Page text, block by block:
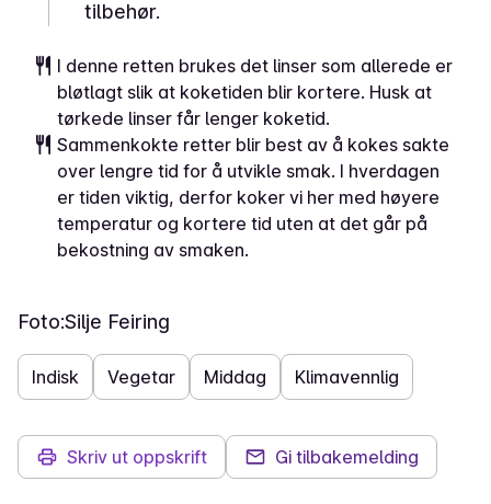
tilbehør.
I denne retten brukes det linser som allerede er
bløtlagt slik at koketiden blir kortere. Husk at
tørkede linser får lenger koketid.
Sammenkokte retter blir best av å kokes sakte
over lengre tid for å utvikle smak. I hverdagen
er tiden viktig, derfor koker vi her med høyere
temperatur og kortere tid uten at det går på
bekostning av smaken.
Foto:Silje Feiring
Indisk Vegetar Middag Klimavennlig
Skriv ut oppskrift Gi tilbakemelding